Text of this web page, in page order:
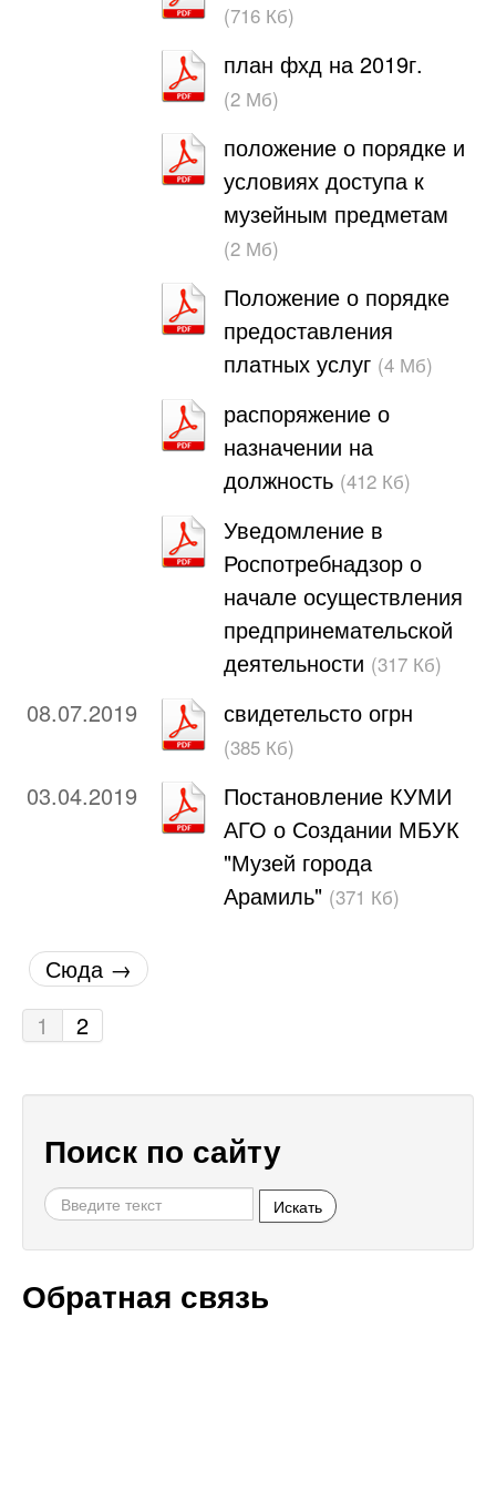
(716 Кб)
план фхд на 2019г.
(2 Мб)
положение о порядке и
условиях доступа к
музейным предметам
(2 Мб)
Положение о порядке
предоставления
платных услуг (4 Мб)
распоряжение о
назначении на
должность (412 Кб)
Уведомление в
Роспотребнадзор о
начале осуществления
предпринемательской
деятельности (317 Кб)
08.07.2019 свидетельсто огрн
(385 Кб)
03.04.2019
Постановление КУМИ
АГО о Создании МБУК
"Музей города
Арамиль" (371 Кб)
Сюда →
1
2
Поиск по сайту
Искать
Обратная связь